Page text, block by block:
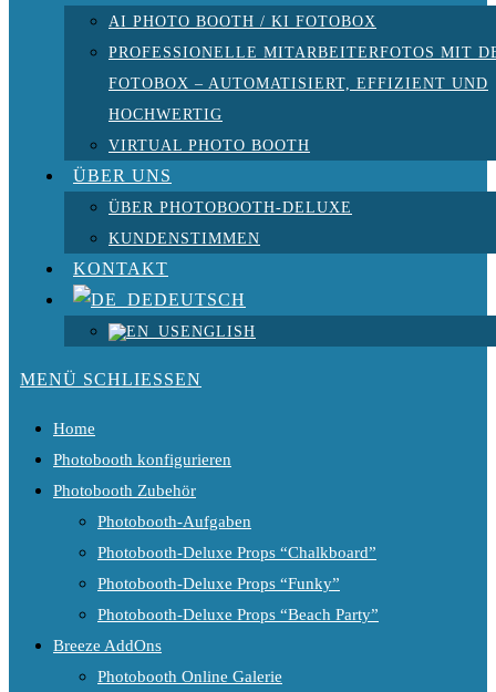
AI PHOTO BOOTH / KI FOTOBOX
PROFESSIONELLE MITARBEITERFOTOS MIT
FOTOBOX – AUTOMATISIERT, EFFIZIENT UND
HOCHWERTIG
VIRTUAL PHOTO BOOTH
ÜBER UNS
ÜBER PHOTOBOOTH-DELUXE
KUNDENSTIMMEN
KONTAKT
DEUTSCH
ENGLISH
MENÜ SCHLIESSEN
Home
Photobooth konfigurieren
Photobooth Zubehör
Photobooth-Aufgaben
Photobooth-Deluxe Props “Chalkboard”
Photobooth-Deluxe Props “Funky”
Photobooth-Deluxe Props “Beach Party”
Breeze AddOns
Photobooth Online Galerie